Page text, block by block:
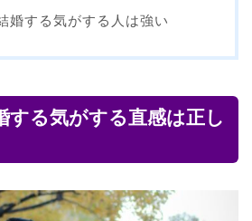
婚する気がする人は強い
する気がする直感は正し